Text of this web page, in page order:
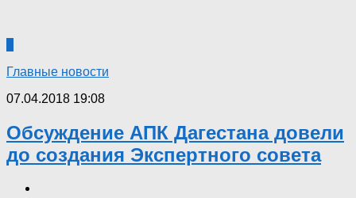
Главные новости
07.04.2018 19:08
Обсуждение АПК Дагестана довели
до создания Экспертного совета